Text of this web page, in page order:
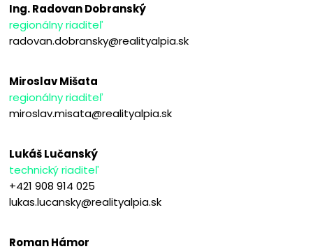
Ing. Radovan Dobranský
regionálny riaditeľ
radovan.dobransky@realityalpia.sk
Miroslav Mišata
regionálny riaditeľ
miroslav.misata@realityalpia.sk
Lukáš Lučanský
technický riaditeľ
+421 908 914 025
lukas.lucansky@realityalpia.sk
Roman Hámor